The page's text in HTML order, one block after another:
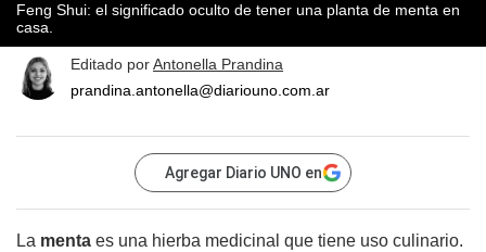
Feng Shui: el significado oculto de tener una planta de menta en
casa.
Editado porAntonella Prandina
prandina.antonella@diariouno.com.ar
Agregar Diario UNO en
La menta es una hierba medicinal que tiene uso culinario.